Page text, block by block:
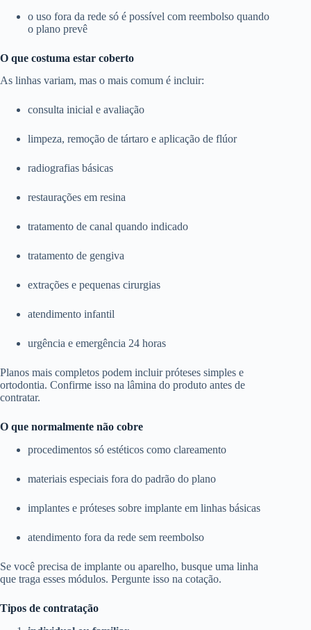
o uso fora da rede só é possível com reembolso quando
o plano prevê
O que costuma estar coberto
As linhas variam, mas o mais comum é incluir:
consulta inicial e avaliação
limpeza, remoção de tártaro e aplicação de flúor
radiografias básicas
restaurações em resina
tratamento de canal quando indicado
tratamento de gengiva
extrações e pequenas cirurgias
atendimento infantil
urgência e emergência 24 horas
Planos mais completos podem incluir próteses simples e
ortodontia. Confirme isso na lâmina do produto antes de
contratar.
O que normalmente não cobre
procedimentos só estéticos como clareamento
materiais especiais fora do padrão do plano
implantes e próteses sobre implante em linhas básicas
atendimento fora da rede sem reembolso
Se você precisa de implante ou aparelho, busque uma linha
que traga esses módulos. Pergunte isso na cotação.
Tipos de contratação